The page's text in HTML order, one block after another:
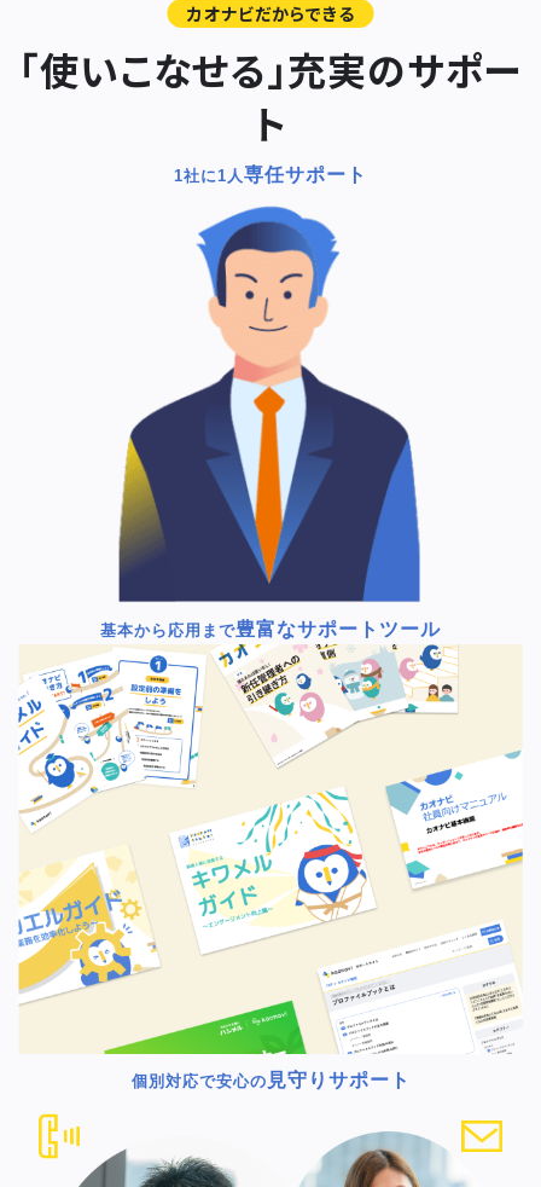
カオナビだからできる
「使いこなせる」充実のサポー
ト
1社に1人専任サポート
基本から応用まで豊富なサポートツール
個別対応で安心の 見守りサポート